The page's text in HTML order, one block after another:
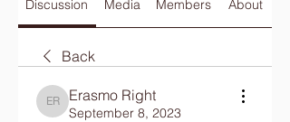
Discussion Media Members About
Back
Erasmo Right
Erasmo Right
September 8, 2023